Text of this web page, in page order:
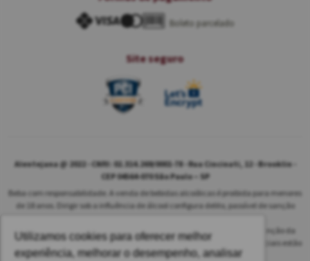
Utilizamos cookies para oferecer melhor
experiência, melhorar o desempenho, analisar
Boleto parcelado
Site seguro
Alentejana @ 2022 - CNPJ: 02.314.269/0001-78 - Rua Cincinati, 12 - Brooklin -
CEP 04564-070 São Paulo – SP
Beba com responsabilidade. A venda de bebidas alcoólicas é proibida para menores
de 18 anos. Dirigir sob a influência de álcool configura delito, passível de sanção
As safras dos vinhos poderão ser diferentes das informadas no site em função da
disponibilidade do nosso estoque. Alteração de preços e condições comerciais estão
sujeitas a alteração sem aviso prévio.